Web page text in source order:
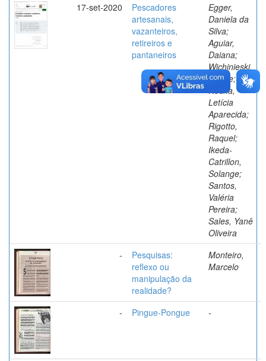
17-set-2020
Pescadores
artesanais,
vazanteiros,
retireiros e
pantaneiros
Egger,
Daniela da
Silva;
Aguiar,
Daiana;
Wichinieski,
Isolete;
Rocha,
Letícia
Aparecida;
Rigotto,
Raquel;
Ikeda-
Catrillon,
Solange;
Santos,
Valéria
Pereira;
Sales, Yanê
Oliveira
-
Pesquisas:
reflexo ou
manipulação da
realidade?
Monteiro,
Marcelo
- Pingue-Pongue -